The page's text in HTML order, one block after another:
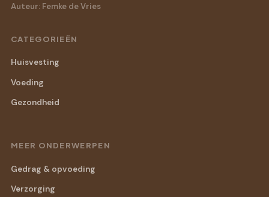
Auteur: Femke de Vries
CATEGORIEËN
Huisvesting
Voeding
Gezondheid
MEER ONDERWERPEN
Gedrag & opvoeding
Verzorging